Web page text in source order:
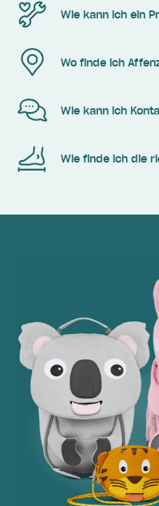
Wie kann ich ein
Wo finde ich
Wie kann ich
Wie finde ich die